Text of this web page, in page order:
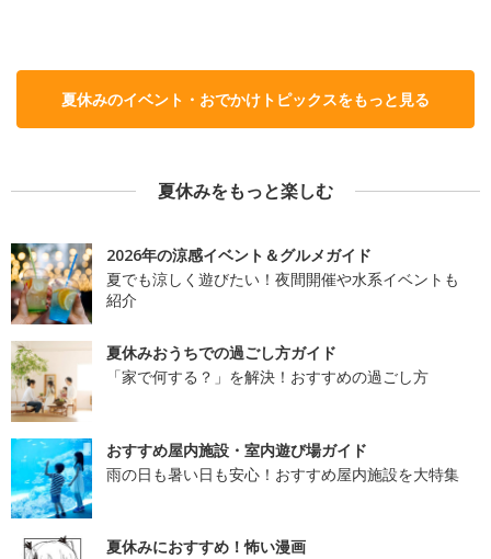
夏休みのイベント・おでかけトピックスをもっと見る
夏休みをもっと楽しむ
2026年の涼感イベント＆グルメガイド
夏でも涼しく遊びたい！夜間開催や水系イベントも
紹介
夏休みおうちでの過ごし方ガイド
「家で何する？」を解決！おすすめの過ごし方
おすすめ屋内施設・室内遊び場ガイド
雨の日も暑い日も安心！おすすめ屋内施設を大特集
夏休みにおすすめ！怖い漫画